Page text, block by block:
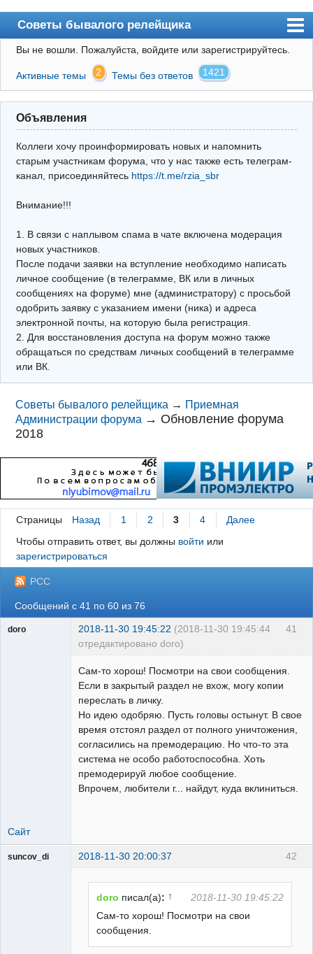
Советы бывалого релейщика
Форум
Правила
Поиск
Регистрация
Архив
Почта
Поиск релейщика
Видео РЗиА
Фотохостинг
Телеграм
Вы не вошли. Пожалуйста, войдите или зарегистрируйтесь.
Активные темы 2 Темы без ответов 1421
Объявления
Коллеги хочу проинформировать новых и напомнить
старым участникам форума, что у нас также есть телеграм-
канал, присоединяйтесь https://t.me/rzia_sbr
Внимание!!!
1. В связи с наплывом спама в чате включена модерация
новых участников.
После подачи заявки на вступление необходимо написать
личное сообщение (в телеграмме, ВК или в личных
сообщениях на форуме) мне (администратору) с просьбой
одобрить заявку с указанием имени (ника) и адреса
электронной почты, на которую была регистрация.
2. Для восстановления доступа на форум можно также
обращаться по средствам личных сообщений в телеграмме
или ВК.
Советы бывалого релейщика → Приемная
Администрации форума →Обновление форума
2018
Страницы Назад 1 2 3 4
Далее
Чтобы отправить ответ, вы должны войти или
зарегистрироваться
РСС
Сообщений с 41 по 60 из 76
41
doro 2018-11-30 19:45:22 (2018-11-30 19:45:44
отредактировано doro)
Сам-то хорош! Посмотри на свои сообщения.
Если в закрытый раздел не вхож, могу копии
переслать в личку.
Но идею одобряю. Пусть головы остынут. В свое
время отстоял раздел от полного уничтожения,
согласились на премодерацию. Но что-то эта
система не особо работоспособна. Хоть
премодерируй любое сообщение.
Впрочем, любители г... найдут, куда вклиниться.
Сайт
42
suncov_di 2018-11-30 20:00:37
doro писал(а): ↑
2018-11-30 19:45:22
Сам-то хорош! Посмотри на свои
сообщения.